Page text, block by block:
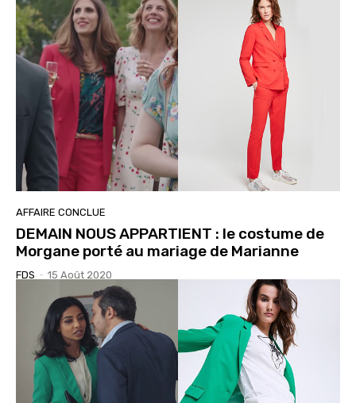
AFFAIRE CONCLUE
DEMAIN NOUS APPARTIENT : le costume de
Morgane porté au mariage de Marianne
FDS - 15 Août 2020